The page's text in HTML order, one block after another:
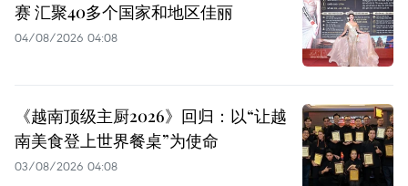
赛 汇聚40多个国家和地区佳丽
04/08/2026 04:08
《越南顶级主厨2026》回归：以“让越
南美食登上世界餐桌”为使命
03/08/2026 04:08